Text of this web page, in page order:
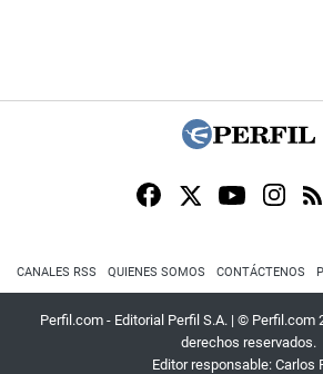
CANALES RSS QUIENES SOMOS CONTÁCTENOS
Perfil.com - Editorial Perfil S.A. | © Perfil.com
derechos reservados.
Editor responsable: Carlos